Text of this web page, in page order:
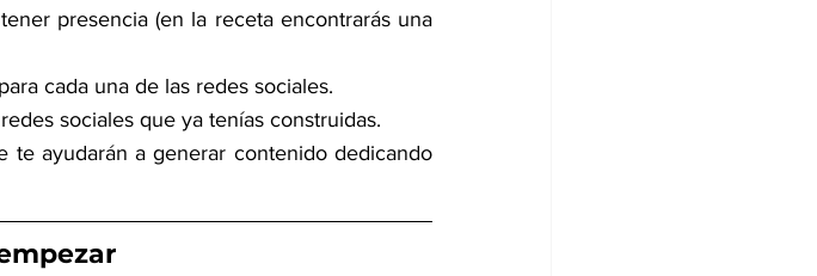
presencia (en la receta encontrarás una
cada una de las redes sociales.
sociales que ya tenías construidas.
te ayudarán a generar contenido dedicando